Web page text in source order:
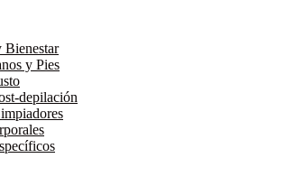
Bienestar
y Pies
depilación